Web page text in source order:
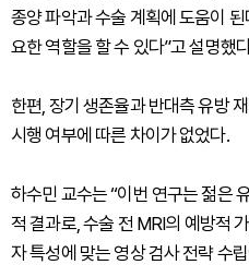
종양 파악과 수술 계획에 도움이
요한 역할을 할 수 있다”고 설명했
한편, 장기 생존율과 반대측 유방
시행 여부에 따른 차이가 없었다.
하수민 교수는 “이번 연구는 젊은
적 결과로, 수술 전 MRI의 예방적
자 특성에 맞는 영상 검사 전략 수